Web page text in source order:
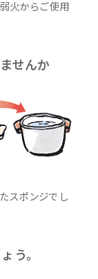
火からご使用
せんか
スポンジでし
う。